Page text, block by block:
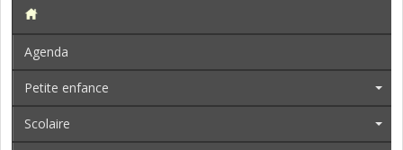
Agenda
Petite enfance
Scolaire